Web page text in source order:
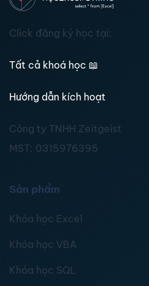
Click đăng ký học tại:
Tất cả khoá học 📖
Hướng dẫn kích hoạt
Công ty TNHH Zeitgeist
MST: 0315976395
Sản phẩm
Khóa học Excel
Khóa học VBA
Khóa học SQL